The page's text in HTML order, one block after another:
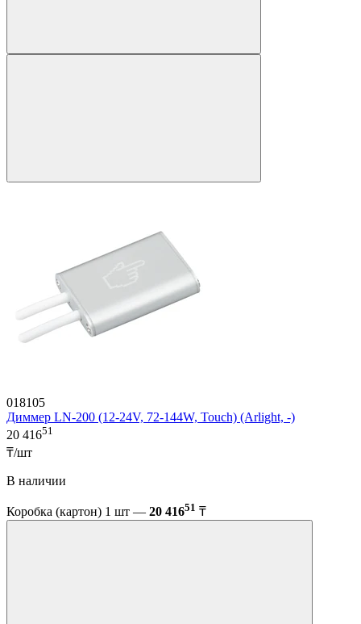
018105
Диммер LN-200 (12-24V, 72-144W, Touch) (Arlight, -)
20 41651
₸/шт
В наличии
Коробка (картон) 1 шт — 20 41651 ₸